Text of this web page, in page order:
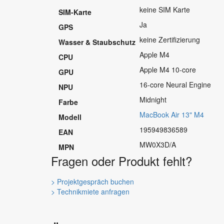
SIM-Karte
keine SIM Karte
GPS
Ja
Wasser & Staubschutz keine Zertifizierung
CPU
Apple M4
GPU
Apple M4 10-core
NPU
16-core Neural Engine
Farbe
Midnight
Modell
MacBook Air 13" M4
EAN
195949836589
MPN
MW0X3D/A
Fragen oder Produkt fehlt?
> Projektgespräch buchen
> Technikmiete anfragen